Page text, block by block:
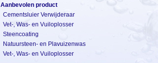
Aanbevolen product
Cementsluier Verwijderaar
Vet-, Was- en Vuiloplosser
Steencoating
Natuursteen- en Plavuizenwas
Vet-, Was- en Vuiloplosser